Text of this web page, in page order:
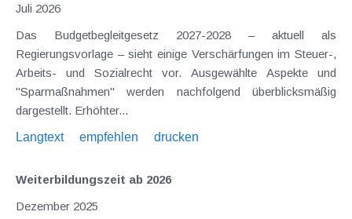
Juli 2026
Das Budgetbegleitgesetz 2027-2028 – aktuell als
Regierungsvorlage – sieht einige Verschärfungen im Steuer-,
Arbeits- und Sozialrecht vor. Ausgewählte Aspekte und
"Sparmaßnahmen" werden nachfolgend überblicksmäßig
dargestellt. Erhöhter...
Langtext
empfehlen drucken
Weiterbildungszeit ab 2026
Dezember 2025